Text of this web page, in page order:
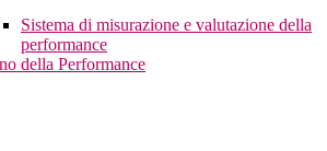
Sistema di misurazione e valutazione della
performance
della Performance